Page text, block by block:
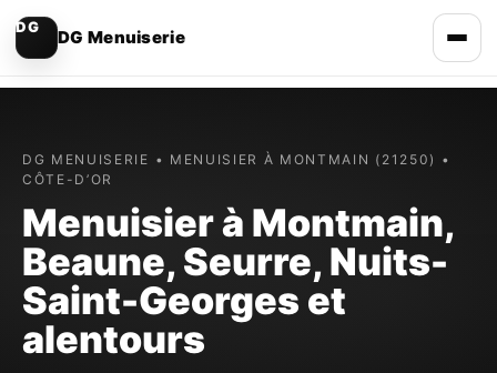
DG Menuiserie
DG MENUISERIE • MENUISIER À MONTMAIN (21250) •
CÔTE-D’OR
Menuisier à Montmain,
Beaune, Seurre, Nuits-
Saint-Georges et
alentours